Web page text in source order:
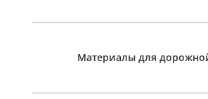
Материалы для